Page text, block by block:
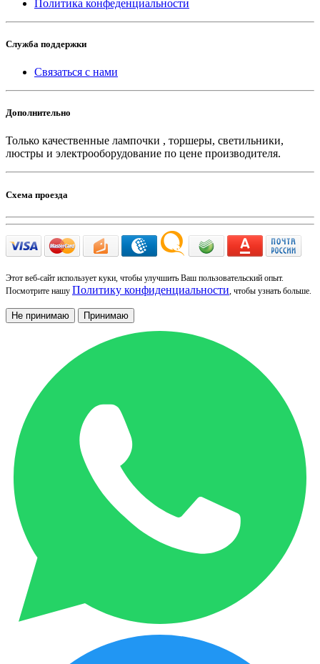
Политика конфеденциальности
Служба поддержки
Связаться с нами
Дополнительно
Только качественные лампочки , торшеры, светильники,
люстры и электрооборудование по цене производителя.
Схема проезда
Этот веб-сайт использует куки, чтобы улучшить Ваш пользовательский опыт.
Посмотрите нашу Политику конфиденциальности, чтобы узнать больше.
Не принимаю Принимаю